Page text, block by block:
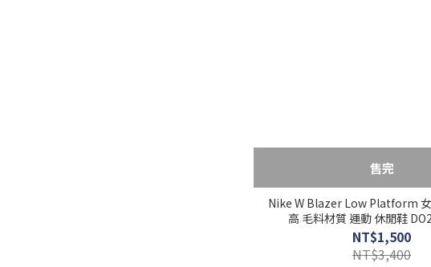
售完
Nike W Blazer Low Platform
高 毛料材質 運動 休閒鞋
NT$1,500
NT$3,400